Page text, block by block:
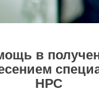
в
НРС